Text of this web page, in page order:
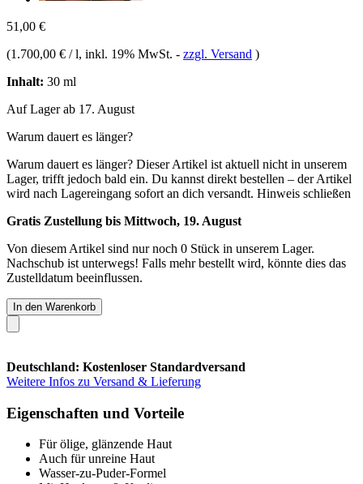
51,00 €
(1.700,00 € / l, inkl. 19% MwSt. - zzgl. Versand )
Inhalt: 30 ml
Auf Lager ab 17. August
Warum dauert es länger?
Warum dauert es länger? Dieser Artikel ist aktuell nicht in unserem
Lager, trifft jedoch bald ein. Du kannst direkt bestellen – der Artikel
wird nach Lagereingang sofort an dich versandt. Hinweis schließen
Gratis Zustellung bis Mittwoch, 19. August
Von diesem Artikel sind nur noch 0 Stück in unserem Lager.
Nachschub ist unterwegs! Falls mehr bestellt wird, könnte dies das
Zustelldatum beeinflussen.
In den Warenkorb
Deutschland: Kostenloser Standardversand
Weitere Infos zu Versand & Lieferung
Eigenschaften und Vorteile
Für ölige, glänzende Haut
Auch für unreine Haut
Wasser-zu-Puder-Formel